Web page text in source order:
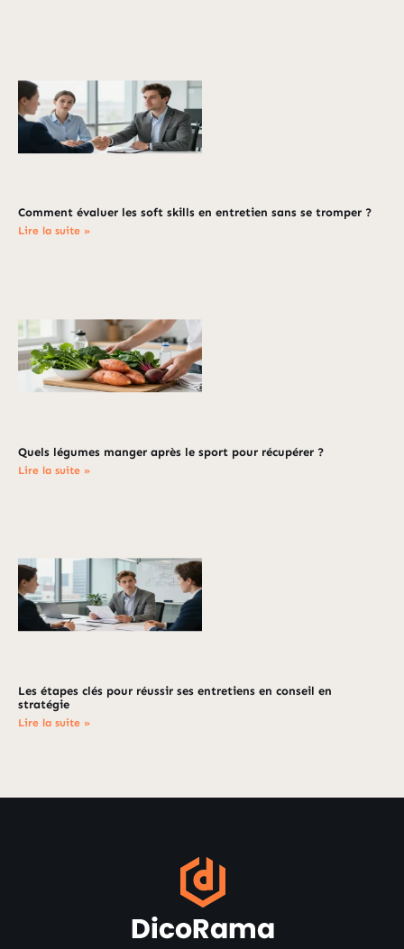
Comment évaluer les soft skills en entretien sans se tromper ?
Lire la suite »
Quels légumes manger après le sport pour récupérer ?
Lire la suite »
Les étapes clés pour réussir ses entretiens en conseil en
stratégie
Lire la suite »